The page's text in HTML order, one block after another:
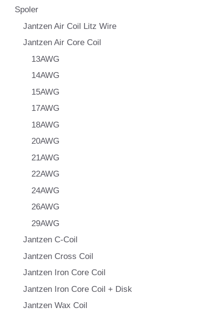
Spoler
Jantzen Air Coil Litz Wire
Jantzen Air Core Coil
13AWG
14AWG
15AWG
17AWG
18AWG
20AWG
21AWG
22AWG
24AWG
26AWG
29AWG
Jantzen C-Coil
Jantzen Cross Coil
Jantzen Iron Core Coil
Jantzen Iron Core Coil + Disk
Jantzen Wax Coil